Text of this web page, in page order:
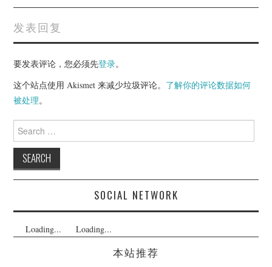
发表回复
要发表评论，您必须先登录。
这个站点使用 Akismet 来减少垃圾评论。 了解你的评论数据如何
被处理。
Search
for:
SOCIAL NETWORK
Loading... Loading...
本站推荐